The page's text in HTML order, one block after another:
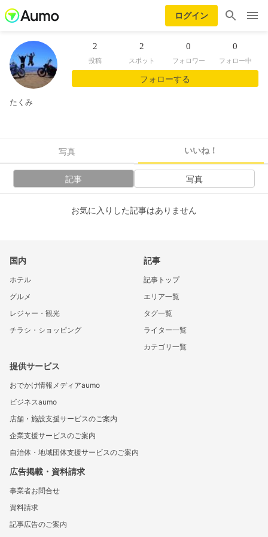
ログイン
2
投稿
2
スポット
0
フォロワー
0
フォロー中
フォローする
たくみ
写真 いいね！
記事 写真
お気に入りした記事はありません
国内
ホテル
グルメ
レジャー・観光
チラシ・ショッピング
記事
記事トップ
エリア一覧
タグ一覧
ライター一覧
カテゴリ一覧
提供サービス
おでかけ情報メディアaumo
ビジネスaumo
店舗・施設支援サービスのご案内
企業支援サービスのご案内
自治体・地域団体支援サービスのご案内
広告掲載・資料請求
事業者お問合せ
資料請求
記事広告のご案内